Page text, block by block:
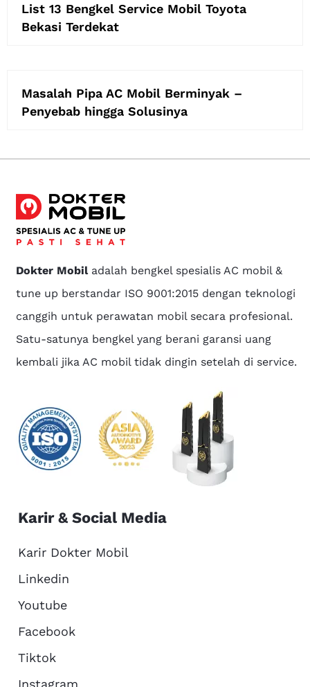
List 13 Bengkel Service Mobil Toyota
Bekasi Terdekat
Masalah Pipa AC Mobil Berminyak –
Penyebab hingga Solusinya
Dokter Mobiladalah bengkel spesialis AC mobil &
tune up berstandar ISO 9001:2015 dengan teknologi
canggih untuk perawatan mobil secara profesional.
Satu-satunya bengkel yang berani garansi uang
kembali jika AC mobil tidak dingin setelah di service.
Karir & Social Media
Karir Dokter Mobil
Linkedin
Youtube
Facebook
Tiktok
Instagram